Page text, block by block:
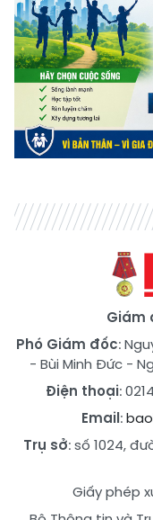
Giám
Phó Giám đốc:
- Bùi Minh Đức-
Điện thoại:
Email:
Trụ sở: số 1024,
Giấy phép